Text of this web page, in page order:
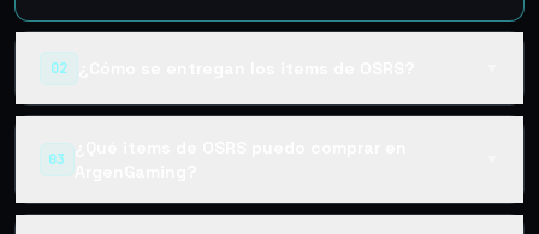
02
03
¿Qué items de OSRS puedo comprar en
ArgenGaming?